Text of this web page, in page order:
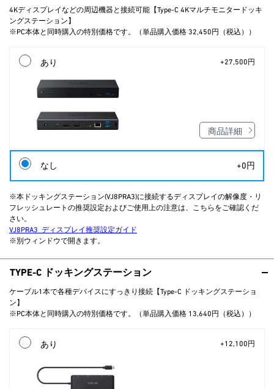
4Kディスプレイなどの周辺機器と接続可能【Type-C 4Kマルチモニタードッキ
ングステーション】
※PC本体と同時購入の特別価格です。（単品購入価格 32,450円（税込））
あり +27,500円
商品詳細
なし +0円
※本ドッキングステーション(VJ8PRA3)に接続するディスプレイの解像度・リ
フレッシュレートの推奨設定およびご使用上の注意は、こちらをご確認くだ
さい。
VJ8PRA3_ディスプレイ推奨設定ガイド
※別ウィンドウで開きます。
TYPE-C ドッキングステーション
ケーブル1本で各種デバイスにすっきり接続【Type-C ドッキングステーショ
ン】
※PC本体と同時購入の特別価格です。（単品購入価格 13,640円（税込））
あり +12,100円